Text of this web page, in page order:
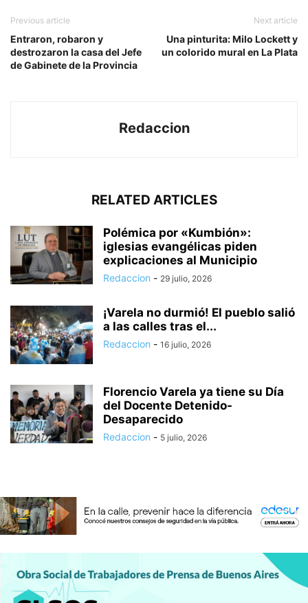
Previous article
Entraron, robaron y
destrozaron la casa del Jefe
de Gabinete de la Provincia
Next article
Una pinturita: Milo Lockett y
un colorido mural en La Plata
Redaccion
RELATED ARTICLES
Polémica por «Kumbión»:
iglesias evangélicas piden
explicaciones al Municipio
Redaccion - 29 julio, 2026
¡Varela no durmió! El pueblo salió
a las calles tras el...
Redaccion - 16 julio, 2026
Florencio Varela ya tiene su Día
del Docente Detenido-
Desaparecido
Redaccion - 5 julio, 2026